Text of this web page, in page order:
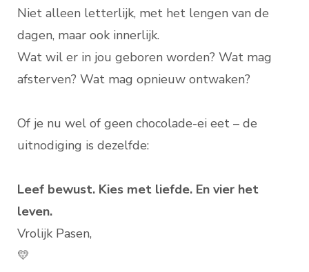
Niet alleen letterlijk, met het lengen van de
dagen, maar ook innerlijk.
Wat wil er in jou geboren worden? Wat mag
afsterven? Wat mag opnieuw ontwaken?
Of je nu wel of geen chocolade-ei eet – de
uitnodiging is dezelfde:
Leef bewust. Kies met liefde. En vier het
leven.
Vrolijk Pasen,
💛